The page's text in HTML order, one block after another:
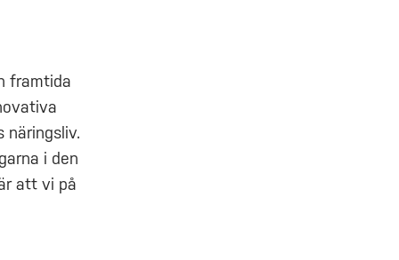
framtida
näringsliv.
i den
att vi på